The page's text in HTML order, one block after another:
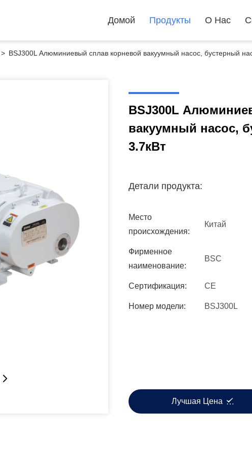
Домой Продукты О Нас
> BSJ300L Алюминиевый сплав корневой вакуумный насос, бустерный
BSJ300L
вакуумный насос,
3.7кВт
Детали продукта:
Место
происхождения:
Китай
Фирменное
наименование:
BSC
Сертификация: CE
Номер модели: BSJ300L
Лучшая Цена